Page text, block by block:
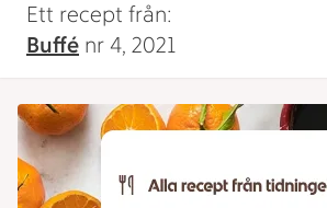
Ett recept från:
Buffé nr 4, 2021